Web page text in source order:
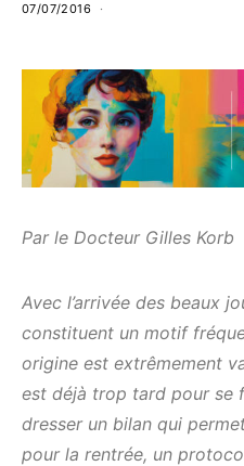
07/07/2016
Par le Docteur Gilles Korb
Avec l’arrivée des beaux
constituent un motif
origine est extrêmement
est déjà trop tard pour se
dresser un bilan qui
pour la rentrée, un